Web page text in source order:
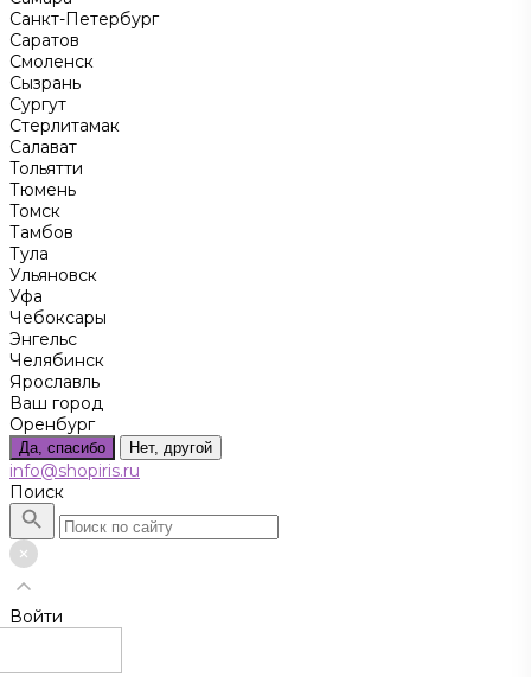
Санкт-Петербург
Саратов
Смоленск
Сызрань
Сургут
Стерлитамак
Салават
Тольятти
Тюмень
Томск
Тамбов
Тула
Ульяновск
Уфа
Чебоксары
Энгельс
Челябинск
Ярославль
Ваш город
Оренбург
Да, спасибо Нет, другой
info@shopiris.ru
Поиск
Войти